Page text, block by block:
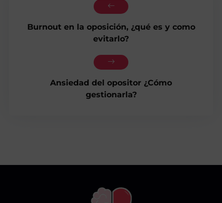
Burnout en la oposición, ¿qué es y como
evitarlo?
Ansiedad del opositor ¿Cómo
gestionarla?